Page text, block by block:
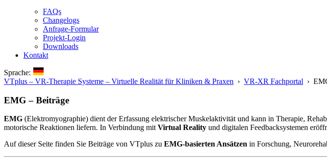
FAQs
Changelogs
Anfrage-Formular
Projekt-Login
Downloads
Kontakt
Sprache:
VTplus – VR-Therapie Systeme – Virtuelle Realität für Kliniken & Praxen › VR-XR Fachportal ›
EMG – Beiträge
EMG (Elektromyographie) dient der Erfassung elektrischer Muskelaktivität und kann in Therapie,
motorische Reaktionen liefern. In Verbindung mitVirtual Reality und digitalen Feedbacksystemen
Auf dieser Seite finden Sie Beiträge von VTplus zu EMG-basierten Ansätzen in Forschung,